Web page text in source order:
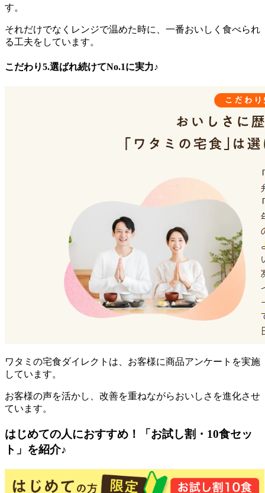
す。
それだけでなくレンジで温めた時に、一番おいしく食べられ
る工夫をしています。
こだわり5.選ばれ続けてNo.1に実力♪
ワタミの宅食ダイレクトは、お客様に商品アンケートを実施
しています。
お客様の声を活かし、改善を重ねながらおいしさを進化させ
ています。
はじめての人におすすめ！「お試し割・10食セッ
ト」を紹介♪